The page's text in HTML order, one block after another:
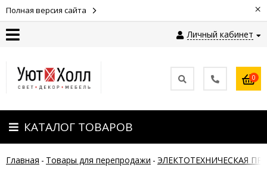
Полная версия сайта ×
Личный кабинет
Оплата
Доставка
Гарантия
0
КАТАЛОГ ТОВАРОВ
Главная - Товары для перепродажи - ЭЛЕКТОТЕХНИЧЕСКАЯ